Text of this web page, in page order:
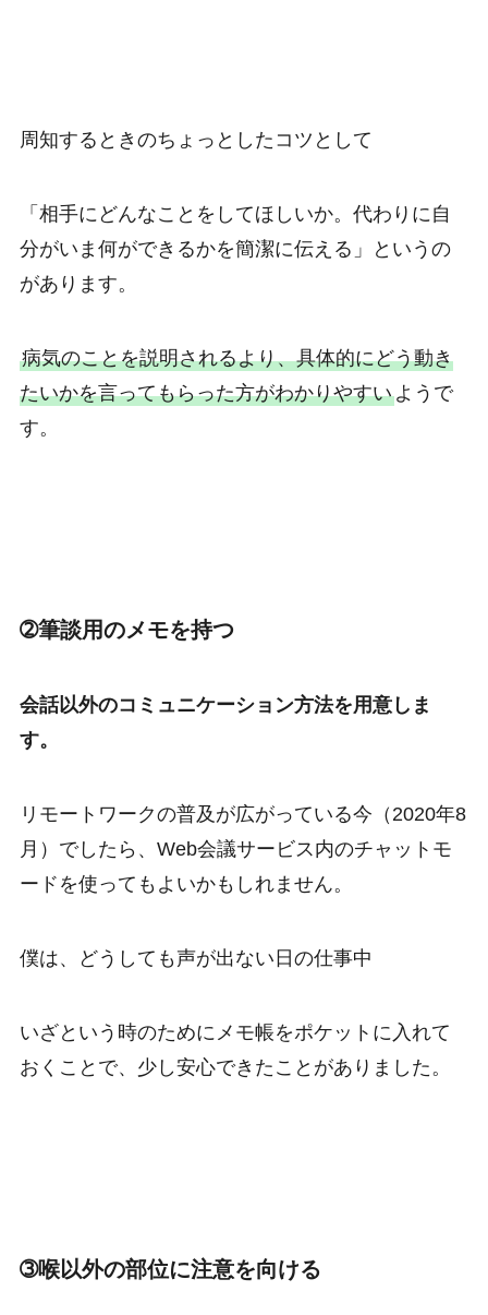
周知するときのちょっとしたコツとして
「相手にどんなことをしてほしいか。代わりに自
分がいま何ができるかを簡潔に伝える」というの
があります。
病気のことを説明されるより、具体的にどう動き
たいかを言ってもらった方がわかりやすいようで
す。
➁筆談用のメモを持つ
会話以外のコミュニケーション方法を用意しま
す。
リモートワークの普及が広がっている今（2020年8
月）でしたら、Web会議サービス内のチャットモ
ードを使ってもよいかもしれません。
僕は、どうしても声が出ない日の仕事中
いざという時のためにメモ帳をポケットに入れて
おくことで、少し安心できたことがありました。
➂喉以外の部位に注意を向ける